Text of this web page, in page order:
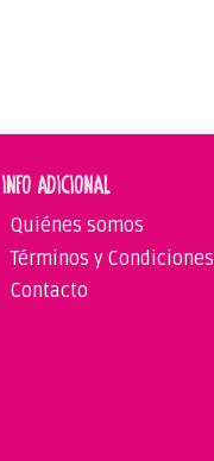
INFO ADICIONAL
Quiénes somos
Términos y Condiciones
Contacto